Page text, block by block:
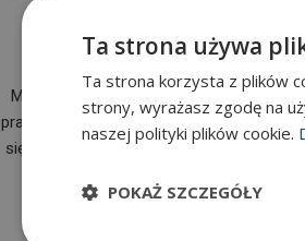
Masz prawo wnieść sprzeciw wobec
prawnie uzasadnionego interesu lub dla
się znalazłeś/aś lub Twoje dane
Ta strona używa
Ta strona korzysta z plików
strony, wyrażasz zgodę na
naszej polityki plików cookie.
POKAŻ SZCZEGÓŁY